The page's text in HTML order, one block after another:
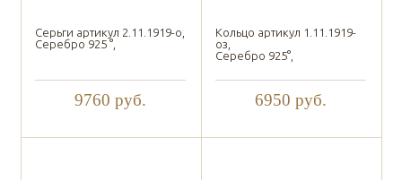
Серьги артикул 2.11.1919-о,
Серебро 925 °,
9760 руб.
Кольцо артикул 1.11.1919-
оз,
Серебро 925°,
6950 руб.